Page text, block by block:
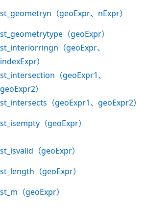
st_geometryn（geoExpr、nExpr）
st_geometrytype（geoExpr）
st_interiorringn（geoExpr、
indexExpr）
st_intersection（geoExpr1、
geoExpr2）
st_intersects（geoExpr1、geoExpr2）
st_isempty（geoExpr）
st_isvalid（geoExpr）
st_length（geoExpr）
st_m（geoExpr）